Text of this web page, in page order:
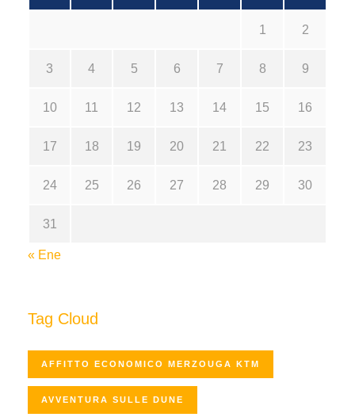
1 2
3 4 5 6 7 8 9
10 11 12 13 14 15 16
17 18 19 20 21 22 23
24 25 26 27 28 29 30
31
« Ene
Tag Cloud
AFFITTO ECONOMICO MERZOUGA KTM
AVVENTURA SULLE DUNE